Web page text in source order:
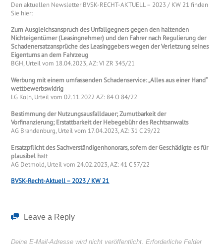
Den aktuellen Newsletter BVSK-RECHT-AKTUELL – 2023 / KW 21 finden
Sie hier:
Zum Ausgleichsanspruch des Unfallgegners gegen den haltenden
Nichteigentümer (Leasingnehmer) und den Fahrer nach Regulierung der
Schadenersatzansprüche des Leasinggebers wegen der Verletzung seines
Eigentums an dem Fahrzeug
BGH, Urteil vom 18.04.2023, AZ: VI ZR 345/21
Werbung mit einem umfassenden Schadenservice: „Alles aus einer Hand“
wettbewerbswidrig
LG Köln, Urteil vom 02.11.2022 AZ: 84 O 84/22
Bestimmung der Nutzungsausfalldauer; Zumutbarkeit der
Vorfinanzierung; Erstattbarkeit der Hebegebühr des Rechtsanwalts
AG Brandenburg, Urteil vom 17.04.2023, AZ: 31 C 29/22
Ersatzpflicht des Sachverständigenhonorars, sofern der Geschädigte es für
plausibel hält
AG Detmold, Urteil vom 24.02.2023, AZ: 41 C 57/22
BVSK-Recht-Aktuell – 2023 / KW 21
Leave a Reply
Deine E-Mail-Adresse wird nicht veröffentlicht. Erforderliche Felder